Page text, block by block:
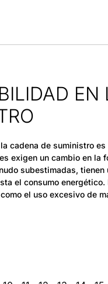
cadena de suministro
exigen un cambio en la
subestimadas,
el consumo
el uso excesivo de